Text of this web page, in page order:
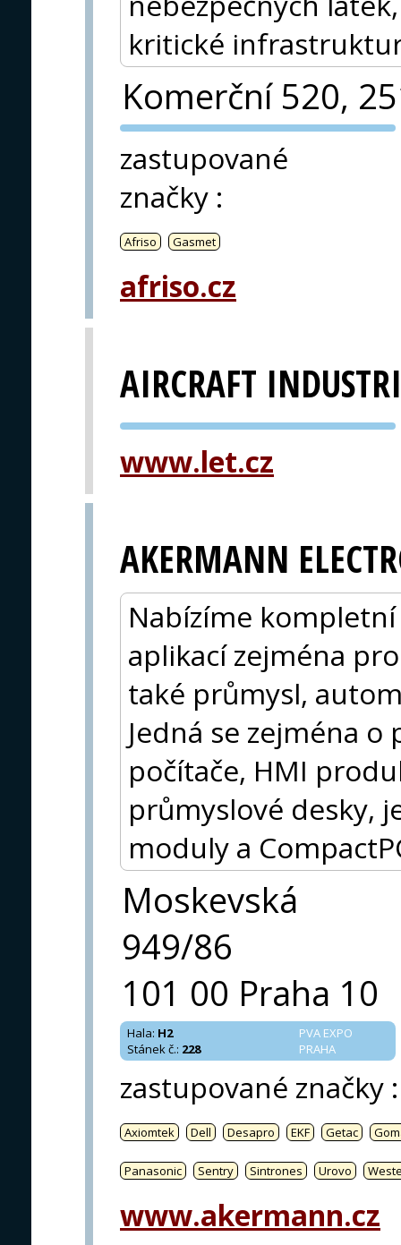
kritické
Komerční 520,
PVA EXPO
zastupované
značky :
Afriso Gasmet
afriso.cz
AIRCRAFT
PVA EXPO
www.let.cz
AKERMANN
Nabízíme
aplikací zejména
také průmysl,
Jedná se zejména
počítače, HMI
průmyslové desky,
moduly a
Moskevská
949/86
101 00 Praha 10
PVA EXPO
PRAHA
Hala: H2
Stánek č.: 228
zastupované značky :
Axiomtek Dell Desapro EKF Getac
Panasonic Sentry Sintrones Urovo
www.akermann.cz